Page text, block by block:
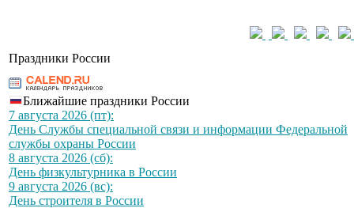
Праздники России
Ближайшие праздники России
7 августа 2026 (пт):
День Службы специальной связи и информации Федеральной
службы охраны России
8 августа 2026 (сб):
День физкультурника в России
9 августа 2026 (вс):
День строителя в России